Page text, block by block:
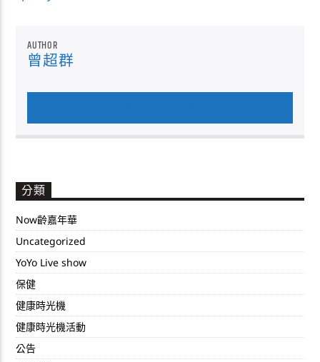
AUTHOR
曾超群
分類
Now齡嘉年華
Uncategorized
YoYo Live show
保健
健康時光機
健康時光機活動
公告